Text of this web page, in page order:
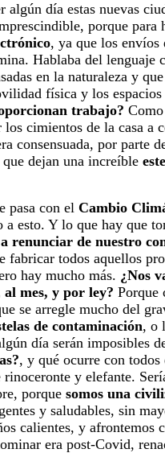
algún día estas nuevas
porque para
, ya que los envíos
Hablaba del lenguaje
en la naturaleza y
física y los
trabajo?
cimientos de la casa a
consensuada, por parte
dejan una increíble
pasa con el Cambio
esto. Y lo que hay que
a renunciar de nuestro
fabricar todos aquellos
hay mucho más. ¿Nos
mes, y por ley? Porque
se arregle mucho del
de contaminación, o
día serán imposibles
, y qué ocurre con todos
y elefante.
porque somos una
y saludables, sin
calientes, y afrontemos
era post-Covid,